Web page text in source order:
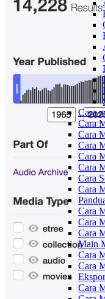
Cara
Cara
Cara
Cara
Cara
Cara
Cara
Cara
Cara
Cara
Cara
Main
Cara
Cara
Cara